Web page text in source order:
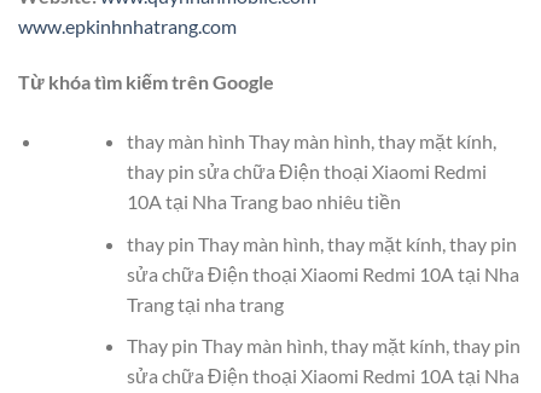
www.epkinhnhatrang.com
Từ khóa tìm kiếm trên Google
thay màn hình Thay màn hình, thay mặt kính,
thay pin sửa chữa Điện thoại Xiaomi Redmi
10A tại Nha Trang bao nhiêu tiền
thay pin Thay màn hình, thay mặt kính, thay pin
sửa chữa Điện thoại Xiaomi Redmi 10A tại Nha
Trang tại nha trang
Thay pin Thay màn hình, thay mặt kính, thay pin
sửa chữa Điện thoại Xiaomi Redmi 10A tại Nha